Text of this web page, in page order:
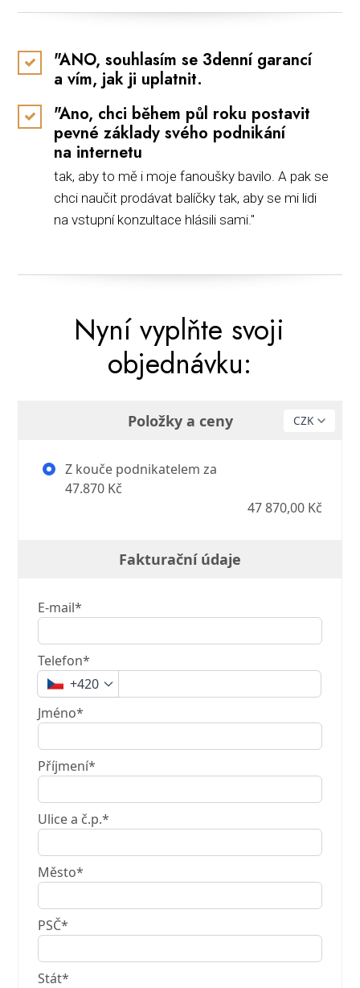
"ANO, souhlasím se 3denní garancí
a vím, jak ji uplatnit.
"Ano, chci během půl roku postavit
pevné základy svého podnikání
na internetu
tak, aby to mě i moje fanoušky bavilo. A pak se
chci naučit prodávat balíčky tak, aby se mi lidi
na vstupní konzultace hlásili sami."
Nyní vyplňte svoji
objednávku:
Položky a ceny
Z kouče podnikatelem za
47.870 Kč
47 870,00 Kč
Fakturační údaje
E-mail*
Telefon*
+420
Jméno*
Příjmení*
Ulice a č.p.*
Město*
PSČ*
Stát*